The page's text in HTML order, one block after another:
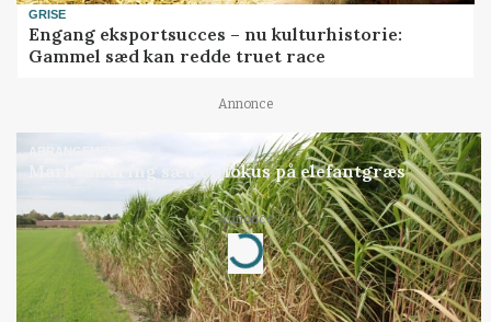
GRISE
Engang eksportsucces – nu kulturhistorie:
Gammel sæd kan redde truet race
Annonce
ARRANGEMENT
Markvandring sætter fokus på elefantgræs
Annonce
Loading...